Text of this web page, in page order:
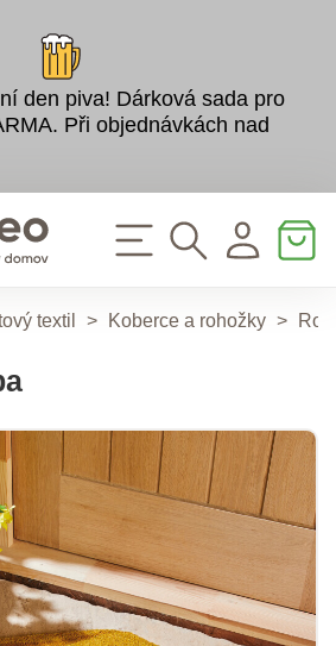
den piva! Dárková sada pro
Při objednávkách nad
textil > Koberce a rohožky >